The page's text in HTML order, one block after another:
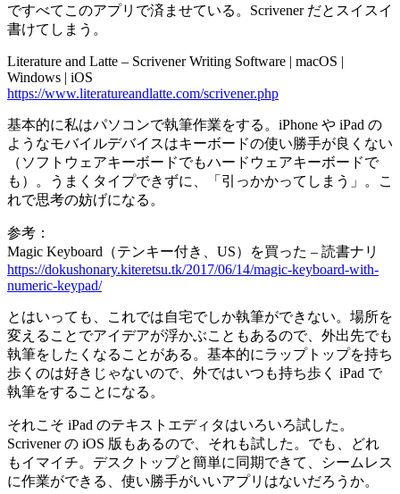
ですべてこのアプリで済ませている。Scrivener だとスイスイ
書けてしまう。
Literature and Latte – Scrivener Writing Software | macOS |
Windows | iOS
https://www.literatureandlatte.com/scrivener.php
基本的に私はパソコンで執筆作業をする。iPhone や iPad の
ようなモバイルデバイスはキーボードの使い勝手が良くない
（ソフトウェアキーボードでもハードウェアキーボードで
も）。うまくタイプできずに、「引っかかってしまう」。こ
れで思考の妨げになる。
参考：
Magic Keyboard（テンキー付き、US）を買った – 読書ナリ
https://dokushonary.kiteretsu.tk/2017/06/14/magic-keyboard-with-
numeric-keypad/
とはいっても、これでは自宅でしか執筆ができない。場所を
変えることでアイデアが浮かぶこともあるので、外出先でも
執筆をしたくなることがある。基本的にラップトップを持ち
歩くのは好きじゃないので、外ではいつも持ち歩く iPad で
執筆をすることになる。
それこそ iPad のテキストエディタはいろいろ試した。
Scrivener の iOS 版もあるので、それも試した。でも、どれ
もイマイチ。デスクトップと簡単に同期できて、シームレス
に作業ができる、使い勝手がいいアプリはないだろうか。